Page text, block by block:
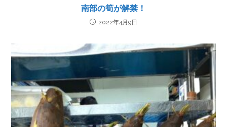
南部の筍が解禁！
2022年4月9日